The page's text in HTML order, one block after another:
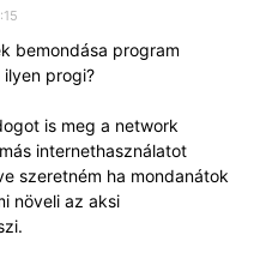
bemondása program
progi?
is meg a network
internethasználatot
szeretném ha mondanátok
növeli az aksi